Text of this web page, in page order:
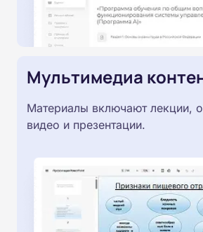
Мультимедиа
Материалы включают лекции,
видео и презентации.